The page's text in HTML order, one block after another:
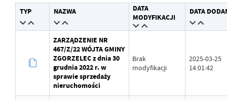
Wytworzył Michał Piasecki
Opublikował Michał Piasecki
Data ostatniej aktualizacji
Ostatnio zaktualizował -
TYP NAZWA
DATA
MODYFIKACJI
DATA
ZARZĄDZENIE NR
467/Z/22 WÓJTA GMINY
ZGORZELEC z dnia 30
grudnia 2022 r. w
sprawie sprzedaży
nieruchomości
Brak
modyfikacji
2025-03-25
14:01:42